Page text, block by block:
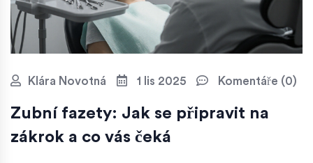
Klára Novotná 1 lis 2025 Komentáře (0)
Zubní fazety: Jak se připravit na
zákrok a co vás čeká